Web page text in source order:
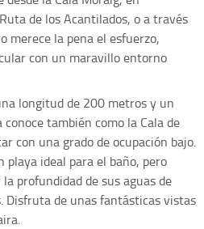
de los Acantilados, o a través
merece la pena el esfuerzo,
con un maravillo entorno
longitud de 200 metros y un
también como la Cala de
con una grado de ocupación bajo.
playa ideal para el baño, pero
profundidad de sus aguas de
Disfruta de unas fantásticas vistas